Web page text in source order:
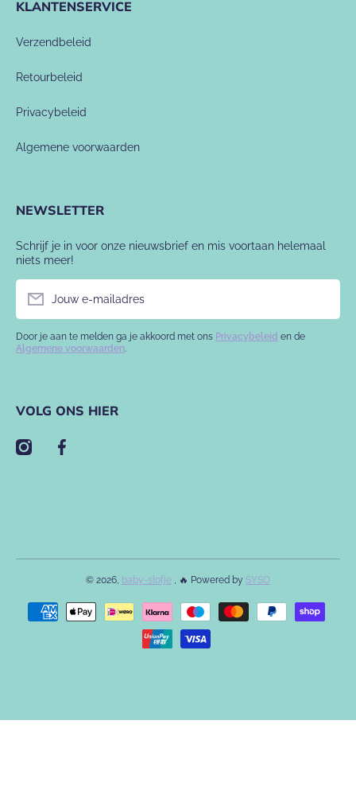
KLANTENSERVICE
Verzendbeleid
Retourbeleid
Privacybeleid
Algemene voorwaarden
NEWSLETTER
Schrijf je in voor onze nieuwsbrief en mis voortaan helemaal
niets meer!
Jouw e-mailadres
Door je aan te melden ga je akkoord met ons Privacybeleid en de
Algemene voorwaarden.
VOLG ONS HIER
instagramcom/babyslofje/
facebookcom/babyslofje
© 2026, baby-slofje , 🔥 Powered by SYSO
Betaalmethodes